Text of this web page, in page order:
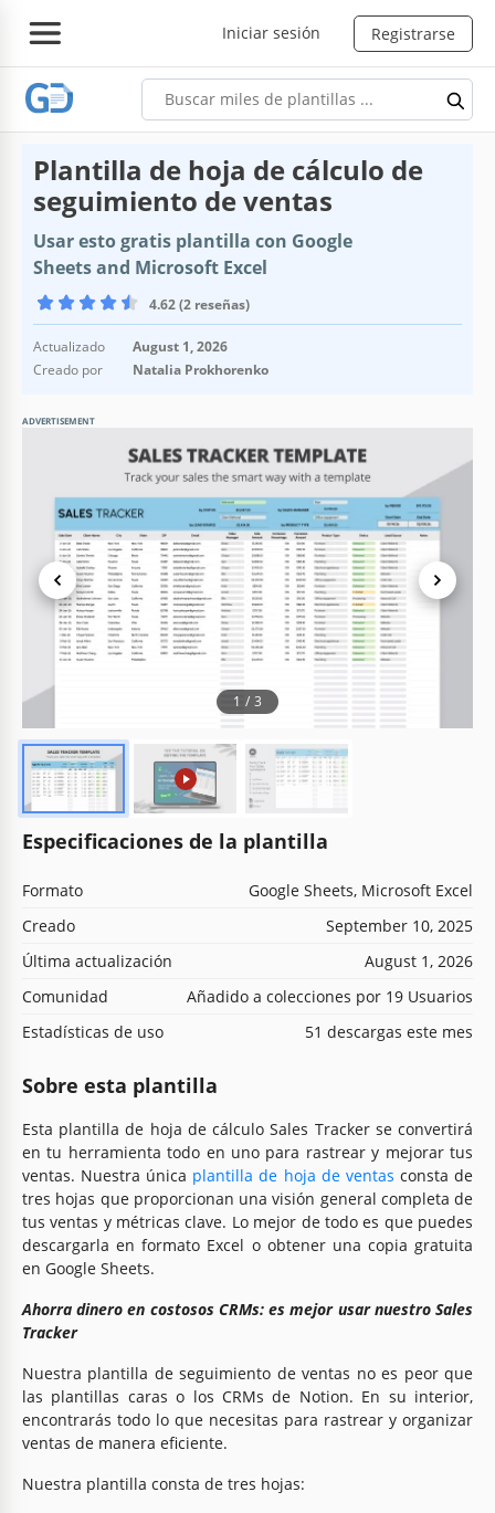
Iniciar sesión Registrarse
Plantilla de hoja de cálculo de
seguimiento de ventas
Usar esto gratis plantilla con Google
Sheets and Microsoft Excel
4.62 (2 reseñas)
Actualizado
August 1, 2026
Creado por
Natalia Prokhorenko
ADVERTISEMENT
1 / 3
Especificaciones de la plantilla
Formato
Google Sheets, Microsoft Excel
Creado
September 10, 2025
Última actualización
August 1, 2026
Comunidad
Añadido a colecciones por 19 Usuarios
Estadísticas de uso
51 descargas este mes
Sobre esta plantilla
Esta plantilla de hoja de cálculo Sales Tracker se convertirá
en tu herramienta todo en uno para rastrear y mejorar tus
ventas. Nuestra única plantilla de hoja de ventas consta de
tres hojas que proporcionan una visión general completa de
tus ventas y métricas clave. Lo mejor de todo es que puedes
descargarla en formato Excel o obtener una copia gratuita
en Google Sheets.
Ahorra dinero en costosos CRMs: es mejor usar nuestro Sales
Tracker
Nuestra plantilla de seguimiento de ventas no es peor que
las plantillas caras o los CRMs de Notion. En su interior,
encontrarás todo lo que necesitas para rastrear y organizar
ventas de manera eficiente.
Nuestra plantilla consta de tres hojas: